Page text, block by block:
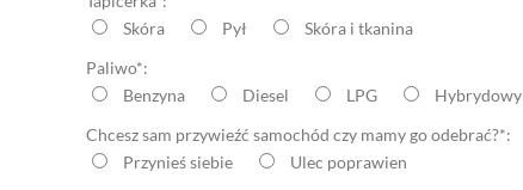
Skóra
Pył
Skóra i tkanina
Paliwo*:
Benzyna
Diesel LPG
Hybrydowy
Chcesz sam przywieźć samochód czy mamy go odebrać?*:
Przynieś siebie
Ulec poprawien